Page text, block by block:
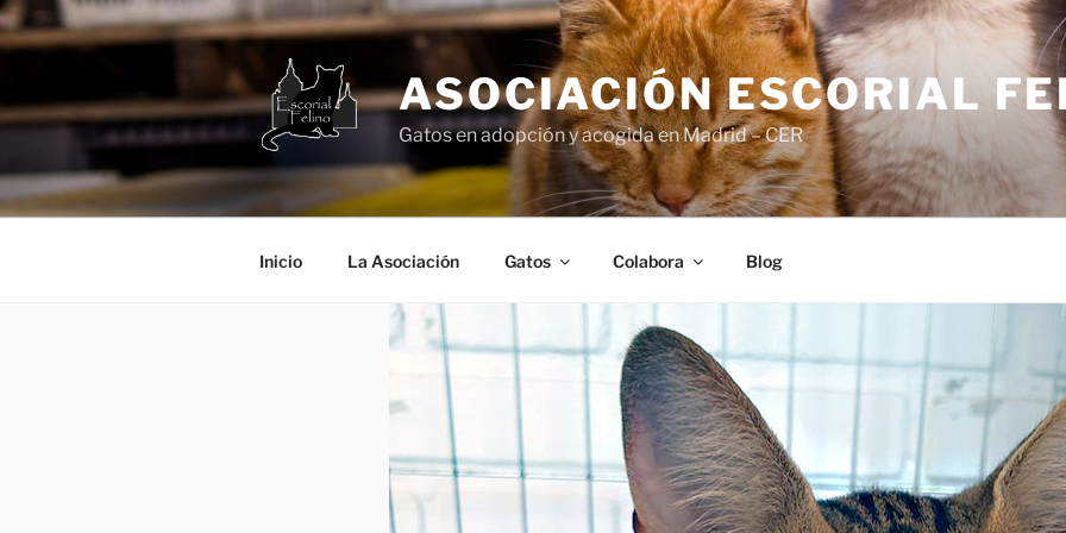
Saltar
al
ASOCIACIÓN ESCORIAL
Gatos en adopción y acogida en Madrid – CER
Inicio La Asociación Gatos Colabora Blog